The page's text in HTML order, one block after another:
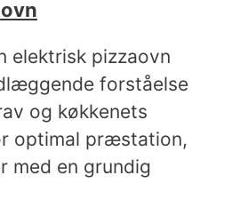
elektrisk pizzaovn
forståelse
og køkkenets
optimal præstation,
med en grundig